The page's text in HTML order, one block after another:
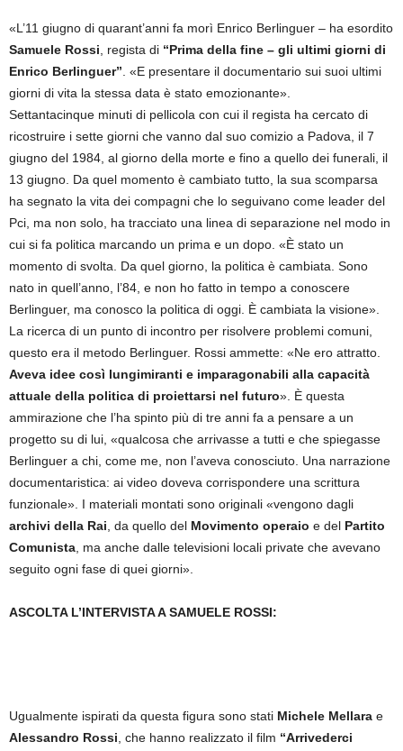
«L’11 giugno di quarant’anni fa morì Enrico Berlinguer – ha esordito
Samuele Rossi, regista di “Prima della fine – gli ultimi giorni di
Enrico Berlinguer”. «E presentare il documentario sui suoi ultimi
giorni di vita la stessa data è stato emozionante».
Settantacinque minuti di pellicola con cui il regista ha cercato di
ricostruire i sette giorni che vanno dal suo comizio a Padova, il 7
giugno del 1984, al giorno della morte e fino a quello dei funerali, il
13 giugno. Da quel momento è cambiato tutto, la sua scomparsa
ha segnato la vita dei compagni che lo seguivano come leader del
Pci, ma non solo, ha tracciato una linea di separazione nel modo in
cui si fa politica marcando un prima e un dopo. «È stato un
momento di svolta. Da quel giorno, la politica è cambiata. Sono
nato in quell’anno, l’84, e non ho fatto in tempo a conoscere
Berlinguer, ma conosco la politica di oggi. È cambiata la visione».
La ricerca di un punto di incontro per risolvere problemi comuni,
questo era il metodo Berlinguer. Rossi ammette: «Ne ero attratto.
Aveva idee così lungimiranti e imparagonabili alla capacità
attuale della politica di proiettarsi nel futuro». È questa
ammirazione che l’ha spinto più di tre anni fa a pensare a un
progetto su di lui, «qualcosa che arrivasse a tutti e che spiegasse
Berlinguer a chi, come me, non l’aveva conosciuto. Una narrazione
documentaristica: ai video doveva corrispondere una scrittura
funzionale». I materiali montati sono originali «vengono dagli
archivi della Rai, da quello del Movimento operaio e del Partito
Comunista, ma anche dalle televisioni locali private che avevano
seguito ogni fase di quei giorni».
ASCOLTA L’INTERVISTA A SAMUELE ROSSI:
Ugualmente ispirati da questa figura sono stati Michele Mellara e
Alessandro Rossi, che hanno realizzato il film “Arrivederci